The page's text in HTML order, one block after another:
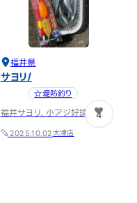
福井県
サヨリ
☆堤防釣り
福井サヨリ、小アジ好調
2025.10.02大津店
4